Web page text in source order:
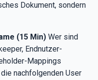
Dokument, sondern
(15 Min) Wer sind
Endnutzer-
Mappings
nachfolgenden User